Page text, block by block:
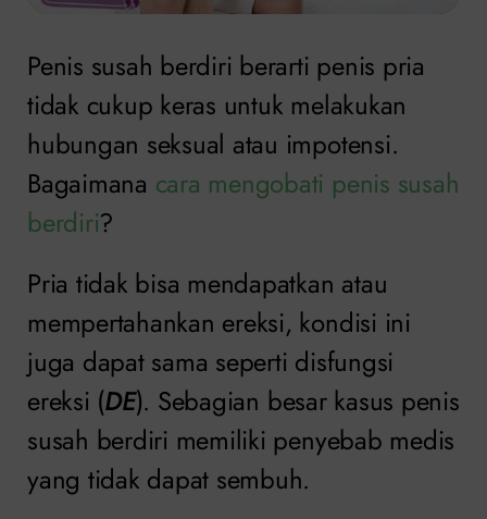
Penis susah berdiri berarti penis pria
tidak cukup keras untuk melakukan
hubungan seksual atau impotensi.
Bagaimana cara mengobati penis susah
berdiri?
Pria tidak bisa mendapatkan atau
mempertahankan ereksi, kondisi ini
juga dapat sama seperti disfungsi
ereksi (DE). Sebagian besar kasus penis
susah berdiri memiliki penyebab medis
yang tidak dapat sembuh.